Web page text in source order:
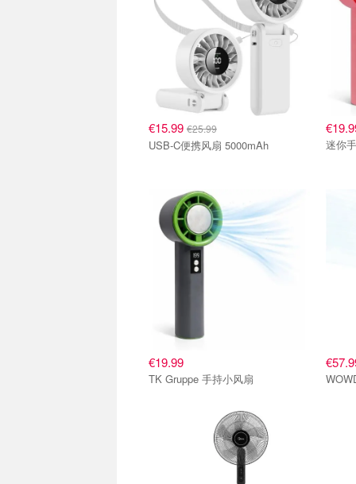
€15.99 €25.99
USB-C便携风扇 5000mAh 迷你
€19.99
TK Gruppe 手持小风扇